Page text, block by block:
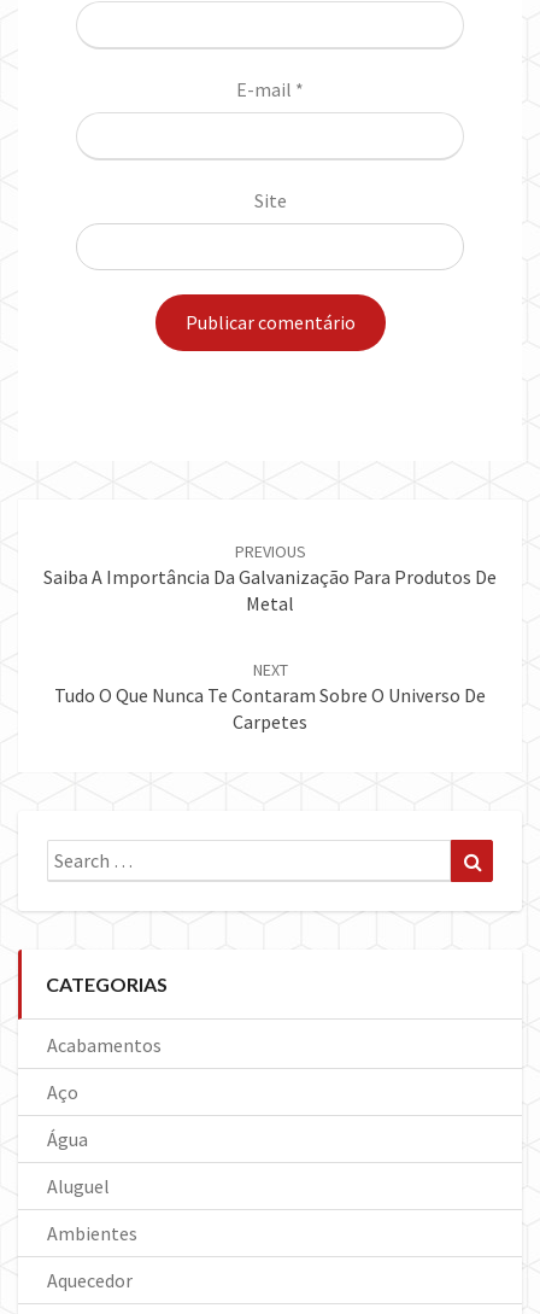
E-mail *
Site
PREVIOUS
Saiba A Importância Da Galvanização Para Produtos De
Metal
NEXT
Tudo O Que Nunca Te Contaram Sobre O Universo De
Carpetes
Search
for:
CATEGORIAS
Acabamentos
Aço
Água
Aluguel
Ambientes
Aquecedor